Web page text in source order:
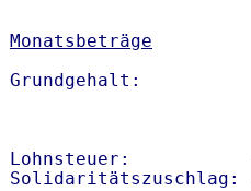
Monatsbeträge
Lohnsteuer: